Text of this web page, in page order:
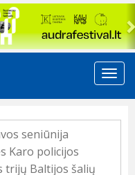
seniūnija
Karo policijos
trijų Baltijos šalių